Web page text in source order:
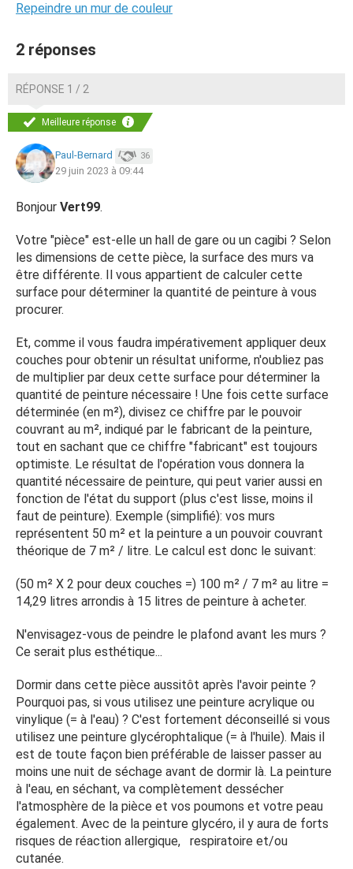
Repeindre un mur de couleur
2 réponses
RÉPONSE 1 / 2
Meilleure réponse
Paul-Bernard 36
29 juin 2023 à 09:44
Bonjour Vert99.
Votre "pièce" est-elle un hall de gare ou un cagibi ? Selon
les dimensions de cette pièce, la surface des murs va
être différente. Il vous appartient de calculer cette
surface pour déterminer la quantité de peinture à vous
procurer.
Et, comme il vous faudra impérativement appliquer deux
couches pour obtenir un résultat uniforme, n'oubliez pas
de multiplier par deux cette surface pour déterminer la
quantité de peinture nécessaire ! Une fois cette surface
déterminée (en m²), divisez ce chiffre par le pouvoir
couvrant au m², indiqué par le fabricant de la peinture,
tout en sachant que ce chiffre "fabricant" est toujours
optimiste. Le résultat de l'opération vous donnera la
quantité nécessaire de peinture, qui peut varier aussi en
fonction de l'état du support (plus c'est lisse, moins il
faut de peinture). Exemple (simplifié): vos murs
représentent 50 m² et la peinture a un pouvoir couvrant
théorique de 7 m² / litre. Le calcul est donc le suivant:
(50 m² X 2 pour deux couches =) 100 m² / 7 m² au litre =
14,29 litres arrondis à 15 litres de peinture à acheter.
N'envisagez-vous de peindre le plafond avant les murs ?
Ce serait plus esthétique...
Dormir dans cette pièce aussitôt après l'avoir peinte ?
Pourquoi pas, si vous utilisez une peinture acrylique ou
vinylique (= à l'eau) ? C'est fortement déconseillé si vous
utilisez une peinture glycérophtalique (= à l'huile). Mais il
est de toute façon bien préférable de laisser passer au
moins une nuit de séchage avant de dormir là. La peinture
à l'eau, en séchant, va complètement dessécher
l'atmosphère de la pièce et vos poumons et votre peau
également. Avec de la peinture glycéro, il y aura de forts
risques de réaction allergique, respiratoire et/ou
cutanée.